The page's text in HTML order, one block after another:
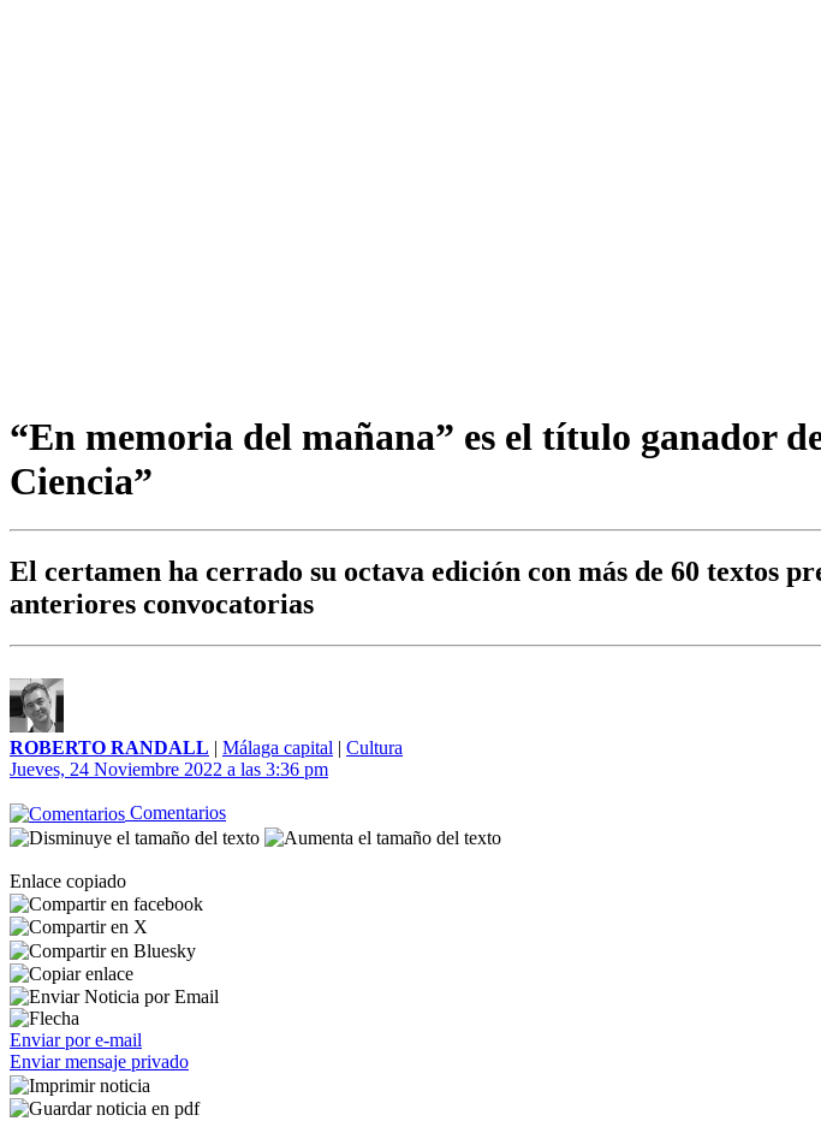
“En memoria del mañana” es el título ganador
Ciencia”
El certamen ha cerrado su octava edición con más de 60 textos
anteriores convocatorias
ROBERTO RANDALL | Málaga capital | Cultura
Jueves, 24 Noviembre 2022 a las 3:36 pm
Comentarios
Enlace copiado
Enviar por e-mail
Enviar mensaje privado